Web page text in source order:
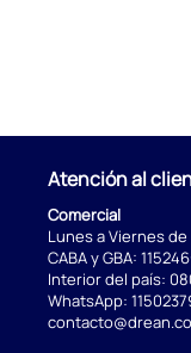
Atención al
Comercial
Lunes a Viernes
CABA y GBA:
Interior del país:
WhatsApp: